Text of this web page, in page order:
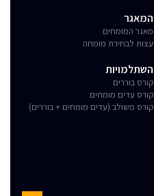
המאגר
מאגר המומחים
עצות לבחירת מומחה
השתלמויות
קורס בוררים
קורס עדים מומחים
קורס משולב (עדים מומחים + בוררים)